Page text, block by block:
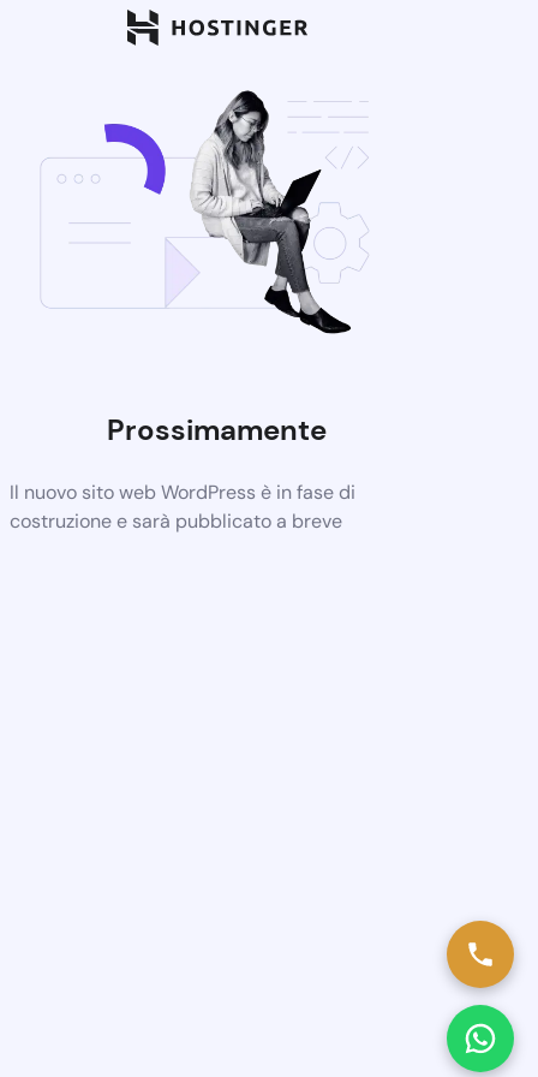
Prossimamente
Il nuovo sito web WordPress è in fase di
costruzione e sarà pubblicato a breve